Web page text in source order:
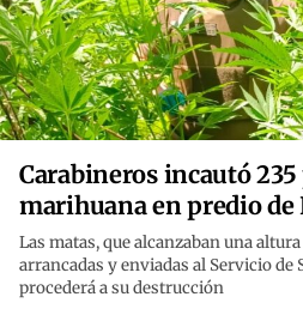
Carabineros incautó
marihuana en predio de
Las matas, que alcanzaban una
arrancadas y enviadas al Servicio de
procederá a su destrucción